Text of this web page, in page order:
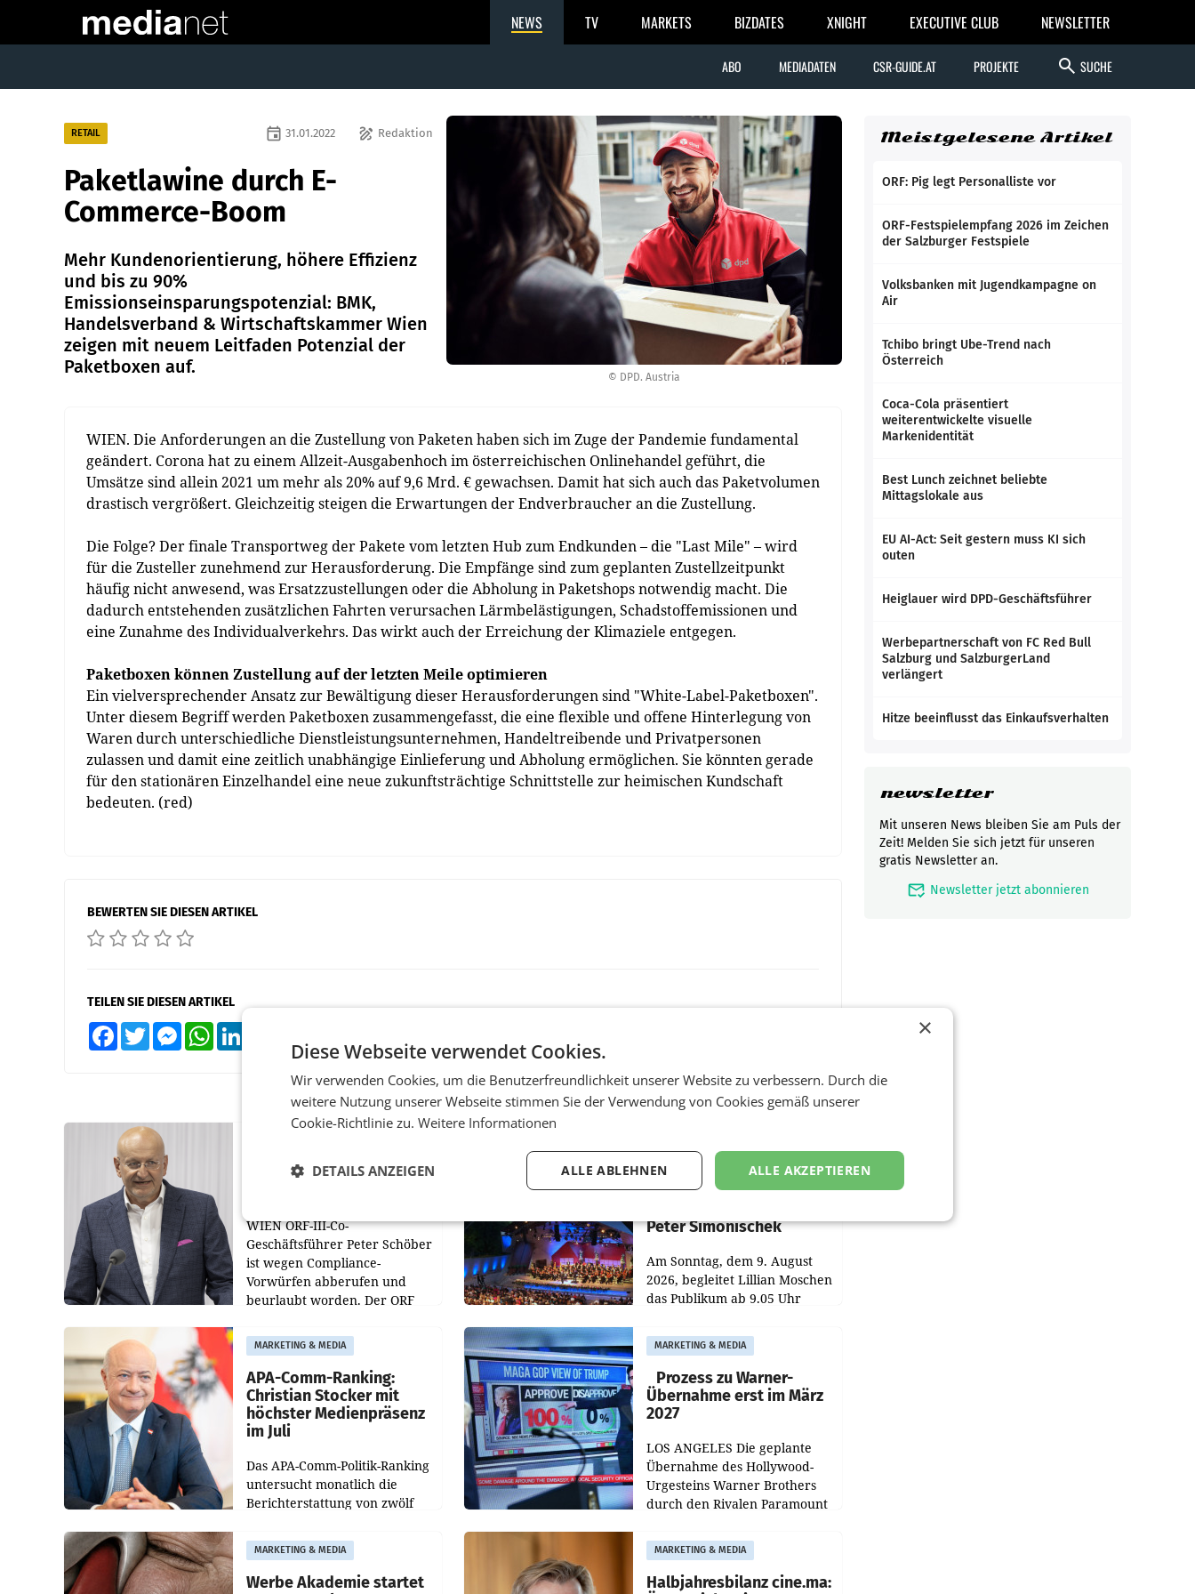
NEWS TV MARKETS BIZDATES XNIGHT EXECUTIVE CLUB NEWSLETTER
ABO MEDIADATEN CSR-GUIDE.AT PROJEKTE search SUCHE
© DPD. Austria
RETAIL draw Redaktion
event 31.01.2022
Paketlawine durch E-
Commerce-Boom
Mehr Kundenorientierung, höhere Effizienz
und bis zu 90%
Emissionseinsparungspotenzial: BMK,
Handelsverband & Wirtschaftskammer Wien
zeigen mit neuem Leitfaden Potenzial der
Paketboxen auf.
WIEN. Die Anforderungen an die Zustellung von Paketen haben sich im Zuge der Pandemie fundamental
geändert. Corona hat zu einem Allzeit-Ausgabenhoch im österreichischen Onlinehandel geführt, die
Umsätze sind allein 2021 um mehr als 20% auf 9,6 Mrd. € gewachsen. Damit hat sich auch das Paketvolumen
drastisch vergrößert. Gleichzeitig steigen die Erwartungen der Endverbraucher an die Zustellung.
Die Folge? Der finale Transportweg der Pakete vom letzten Hub zum Endkunden – die "Last Mile" – wird
für die Zusteller zunehmend zur Herausforderung. Die Empfänge sind zum geplanten Zustellzeitpunkt
häufig nicht anwesend, was Ersatzzustellungen oder die Abholung in Paketshops notwendig macht. Die
dadurch entstehenden zusätzlichen Fahrten verursachen Lärmbelästigungen, Schadstoffemissionen und
eine Zunahme des Individualverkehrs. Das wirkt auch der Erreichung der Klimaziele entgegen.
Paketboxen können Zustellung auf der letzten Meile optimieren
Ein vielversprechender Ansatz zur Bewältigung dieser Herausforderungen sind "White-Label-Paketboxen".
Unter diesem Begriff werden Paketboxen zusammengefasst, die eine flexible und offene Hinterlegung von
Waren durch unterschiedliche Dienstleistungsunternehmen, Handeltreibende und Privatpersonen
zulassen und damit eine zeitlich unabhängige Einlieferung und Abholung ermöglichen. Sie könnten gerade
für den stationären Einzelhandel eine neue zukunftsträchtige Schnittstelle zur heimischen Kundschaft
bedeuten. (red)
BEWERTEN SIE DIESEN ARTIKEL
TEILEN SIE DIESEN ARTIKEL
FacebookTwitter MessengerWhatsApp
ORF III: Peter Schöber
WIEN ORF-III-Co-
Geschäftsführer Peter Schöber
ist wegen Compliance-
Vorwürfen abberufen und
beurlaubt worden. Der ORF
entsprechende
Medienberichte.
ORF-Kulturmatinee
widmet sich 20 Jahren
Peter Simonischek
Am Sonntag, dem 9. August
2026, begleitet Lillian Moschen
das Publikum ab 9.05 Uhr
„Kulturmatinee“. Die Sendung
startet mit der Dokumentation
„20 Jahre Grafenegg
MARKETING & MEDIA
APA-Comm-Ranking:
Christian Stocker mit
höchster Medienpräsenz
im Juli
Das APA-Comm-Politik-Ranking
untersucht monatlich die
Berichterstattung von zwölf
Tageszeitungen und analysiert,
welche Politikerinnen und
Politiker Österreichs die
MARKETING & MEDIA
Prozess zu Warner-
Übernahme erst im März
2027
LOS ANGELES Die geplante
Übernahme des Hollywood-
Urgesteins Warner Brothers
durch den Rivalen Paramount
Schwebe bleiben. Eine
Richterin setzte den Prozess zu
MARKETING & MEDIA
Werbe Akademie startet
MARKETING & MEDIA
Halbjahresbilanz cine.ma:
Meistgelesene Artikel
ORF: Pig legt Personalliste vor
ORF-Festspielempfang 2026 im Zeichen
der Salzburger Festspiele
Volksbanken mit Jugendkampagne on
Air
Tchibo bringt Ube-Trend nach
Österreich
Coca-Cola präsentiert
weiterentwickelte visuelle
Markenidentität
Best Lunch zeichnet beliebte
Mittagslokale aus
EU AI-Act: Seit gestern muss KI sich
outen
Heiglauer wird DPD-Geschäftsführer
Werbepartnerschaft von FC Red Bull
Salzburg und SalzburgerLand
verlängert
Hitze beeinflusst das Einkaufsverhalten
newsletter
Mit unseren News bleiben Sie am Puls der
Zeit! Melden Sie sich jetzt für unseren
gratis Newsletter an.
mark_email_read Newsletter jetzt abonnieren
×
Diese Webseite verwendet Cookies.
Wir verwenden Cookies, um die Benutzerfreundlichkeit unserer Website zu verbessern. Durch die
weitere Nutzung unserer Webseite stimmen Sie der Verwendung von Cookies gemäß unserer
Cookie-Richtlinie zu. Weitere Informationen
ALLE AKZEPTIEREN
ALLE ABLEHNEN
DETAILS ANZEIGEN